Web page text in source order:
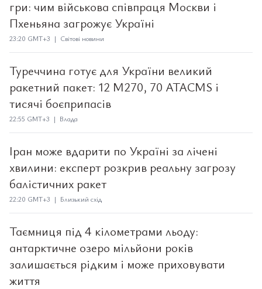
гри: чим військова співпраця Москви і
Пхеньяна загрожує Україні
23:20 GMT+3 | Світові новини
Туреччина готує для України великий
ракетний пакет: 12 M270, 70 ATACMS і
тисячі боєприпасів
22:55 GMT+3 | Влада
Іран може вдарити по Україні за лічені
хвилини: експерт розкрив реальну загрозу
балістичних ракет
22:20 GMT+3 | Близький схід
Таємниця під 4 кілометрами льоду:
антарктичне озеро мільйони років
залишається рідким і може приховувати
життя